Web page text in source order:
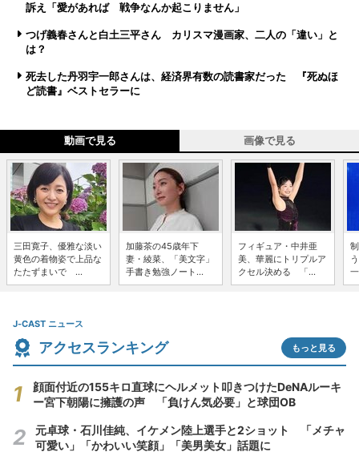
訴え「愛があれば 戦争なんか起こりません」
つげ義春さんと白土三平さん カリスマ漫画家、二人の「違い」と
は？
死去した丹羽宇一郎さんは、経済界有数の読書家だった 『死ぬほ
ど読書』ベストセラーに
動画で見る 画像で見る
三田寛子、優雅な淡い
黄色の着物姿で上品な
たたずまいで ...
加藤茶の45歳年下
妻・綾菜、「美文字」
手書き勉強ノート...
フィギュア・中井亜
美、華麗にトリプルア
クセル決める 「...
J-CAST ニュース
アクセスランキング もっと見る
顔面付近の155キロ直球にヘルメット叩きつけたDeNAルーキ
ー宮下朝陽に擁護の声 「負けん気必要」と球団OB
元卓球・石川佳純、イケメン陸上選手と2ショット 「メチャ
可愛い」「かわいい笑顔」「美男美女」話題に